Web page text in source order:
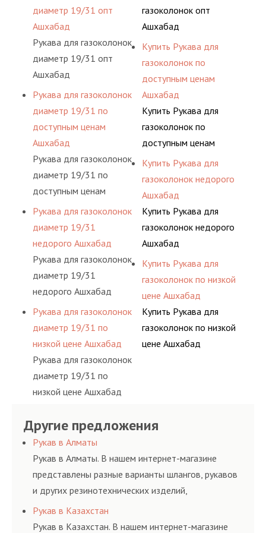
диаметр 19/31 опт
Ашхабад
Рукава для газоколонок
диаметр 19/31 опт
Ашхабад
Рукава для газоколонок
диаметр 19/31 по
доступным ценам
Ашхабад
Рукава для газоколонок
диаметр 19/31 по
доступным ценам
Ашхабад
Рукава для газоколонок
диаметр 19/31
недорого Ашхабад
Рукава для газоколонок
диаметр 19/31
недорого Ашхабад
Рукава для газоколонок
диаметр 19/31 по
низкой цене Ашхабад
Рукава для газоколонок
диаметр 19/31 по
низкой цене Ашхабад
газоколонок опт
Ашхабад
Купить Рукава для
газоколонок по
доступным ценам
Ашхабад
Купить Рукава для
газоколонок по
доступным ценам
Ашхабад
Купить Рукава для
газоколонок недорого
Ашхабад
Купить Рукава для
газоколонок недорого
Ашхабад
Купить Рукава для
газоколонок по низкой
цене Ашхабад
Купить Рукава для
газоколонок по низкой
цене Ашхабад
Другие предложения
Рукав в Алматы
Рукав в Алматы. В нашем интернет-магазине
представлены разные варианты шлангов, рукавов
и других резинотехнических изделий,
соответствующих ГОСТам, техническим условиям
и нормативам.
Рукав в Казахстан
Рукав в Казахстан. В нашем интернет-магазине